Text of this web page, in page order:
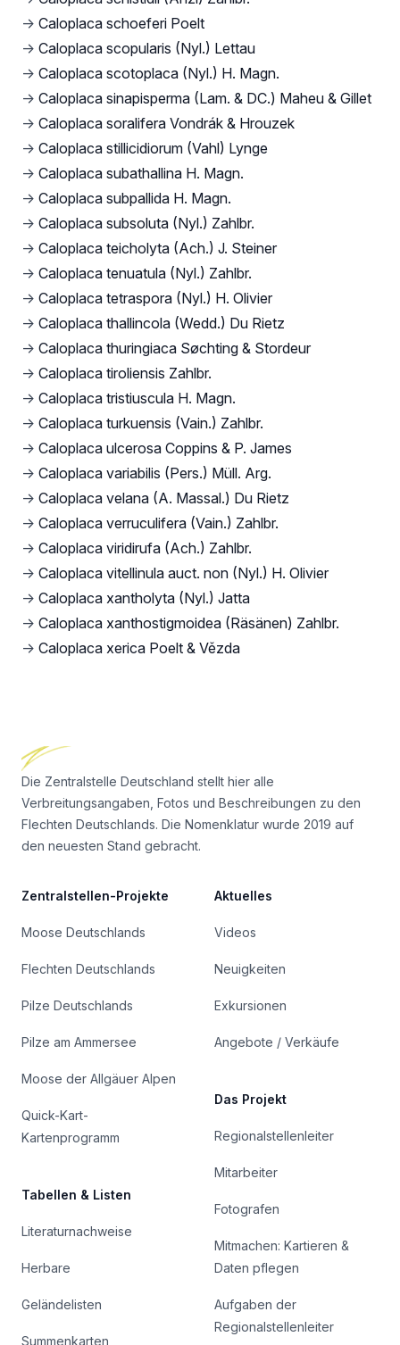
→ Caloplaca schoeferi Poelt
→ Caloplaca scopularis (Nyl.) Lettau
→ Caloplaca scotoplaca (Nyl.) H. Magn.
→ Caloplaca sinapisperma (Lam. & DC.) Maheu & Gillet
→ Caloplaca soralifera Vondrák & Hrouzek
→ Caloplaca stillicidiorum (Vahl) Lynge
→ Caloplaca subathallina H. Magn.
→ Caloplaca subpallida H. Magn.
→ Caloplaca subsoluta (Nyl.) Zahlbr.
→ Caloplaca teicholyta (Ach.) J. Steiner
→ Caloplaca tenuatula (Nyl.) Zahlbr.
→ Caloplaca tetraspora (Nyl.) H. Olivier
→ Caloplaca thallincola (Wedd.) Du Rietz
→ Caloplaca thuringiaca Søchting & Stordeur
→ Caloplaca tiroliensis Zahlbr.
→ Caloplaca tristiuscula H. Magn.
→ Caloplaca turkuensis (Vain.) Zahlbr.
→ Caloplaca ulcerosa Coppins & P. James
→ Caloplaca variabilis (Pers.) Müll. Arg.
→ Caloplaca velana (A. Massal.) Du Rietz
→ Caloplaca verruculifera (Vain.) Zahlbr.
→ Caloplaca viridirufa (Ach.) Zahlbr.
→ Caloplaca vitellinula auct. non (Nyl.) H. Olivier
→ Caloplaca xantholyta (Nyl.) Jatta
→ Caloplaca xanthostigmoidea (Räsänen) Zahlbr.
→ Caloplaca xerica Poelt & Vězda
Die Zentralstelle Deutschland stellt hier alle
Verbreitungsangaben, Fotos und Beschreibungen zu den
Flechten Deutschlands. Die Nomenklatur wurde 2019 auf
den neuesten Stand gebracht.
Zentralstellen-Projekte
Moose Deutschlands
Flechten Deutschlands
Pilze Deutschlands
Pilze am Ammersee
Moose der Allgäuer Alpen
Quick-Kart-
Kartenprogramm
Tabellen & Listen
Literaturnachweise
Herbare
Geländelisten
Summenkarten
Aktuelles
Videos
Neuigkeiten
Exkursionen
Angebote / Verkäufe
Das Projekt
Regionalstellenleiter
Mitarbeiter
Fotografen
Mitmachen: Kartieren &
Daten pflegen
Aufgaben der
Regionalstellenleiter